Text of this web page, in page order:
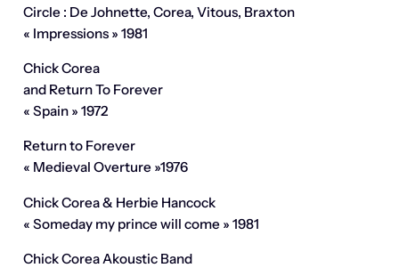
Circle : De Johnette, Corea, Vitous, Braxton
« Impressions » 1981
Chick Corea
and Return To Forever
« Spain » 1972
Return to Forever
« Medieval Overture »1976
Chick Corea & Herbie Hancock
« Someday my prince will come » 1981
Chick Corea Akoustic Band